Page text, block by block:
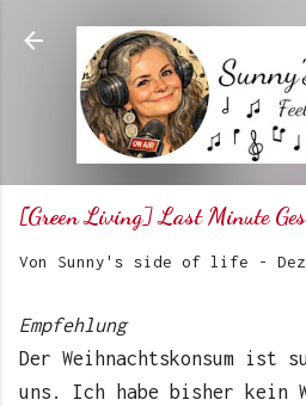
Direkt zum
[Green Living] Last Minute
Von Sunny's side of life -
Empfehlung
Der Weihnachtskonsum ist
uns. Ich habe bisher kein